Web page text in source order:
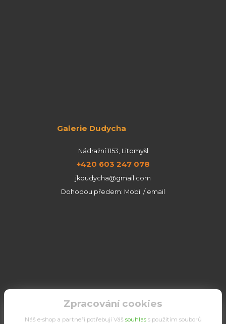
Galerie Dudycha
Nádražní 1153, Litomyšl
+420 603 247 078
jkdudycha@gmail.com
Dohodou předem: Mobil / email
Zpracování cookies
Náš e-shop a partneři potřebují Váš souhlass použitím souborů